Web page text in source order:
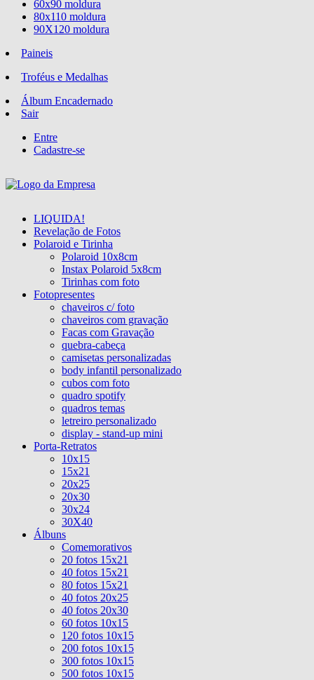
60x90 moldura
80x110 moldura
90X120 moldura
Paineis
Troféus e Medalhas
Álbum Encadernado
Sair
Entre
Cadastre-se
LIQUIDA!
Revelação de Fotos
Polaroid e Tirinha
Polaroid 10x8cm
Instax Polaroid 5x8cm
Tirinhas com foto
Fotopresentes
chaveiros c/ foto
chaveiros com gravação
Facas com Gravação
quebra-cabeça
camisetas personalizadas
body infantil personalizado
cubos com foto
quadro spotify
quadros temas
letreiro personalizado
display - stand-up mini
Porta-Retratos
10x15
15x21
20x25
20x30
30x24
30X40
Álbuns
Comemorativos
20 fotos 15x21
40 fotos 15x21
80 fotos 15x21
40 fotos 20x25
40 fotos 20x30
60 fotos 10x15
120 fotos 10x15
200 fotos 10x15
300 fotos 10x15
500 fotos 10x15